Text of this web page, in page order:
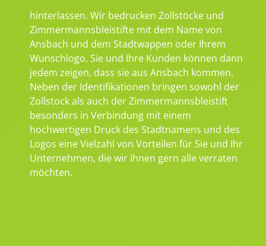
hinterlassen. Wir bedrucken Zollstöcke und
Zimmermannsbleistifte mit dem Name von
Ansbach und dem Stadtwappen oder Ihrem
Wunschlogo. Sie und Ihre Kunden können dann
jedem zeigen, dass sie aus Ansbach kommen.
Neben der Identifikationen bringen sowohl der
Zollstock als auch der Zimmermannsbleistift
besonders in Verbindung mit einem
hochwertigen Druck des Stadtnamens und des
Logos eine Vielzahl von Vorteilen für Sie und Ihr
Unternehmen, die wir Ihnen gern alle verraten
möchten.